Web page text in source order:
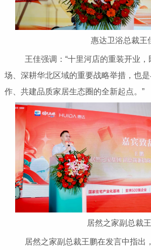
惠达卫浴总裁王
王佳强调：“十里河店的重装开业，
场、深耕华北区域的重要战略举措，也
作、共建品质家居生态圈的全新起点。”
居然之家副总裁
居然之家副总裁王鹏在发言中指出